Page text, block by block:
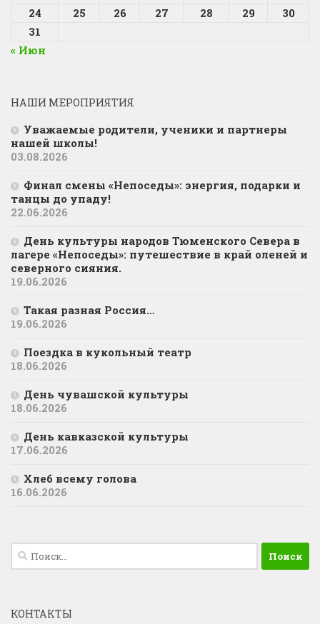
24
25 26 27 28 29
30
31
« Июн
НАШИ МЕРОПРИЯТИЯ
Уважаемые родители, ученики и партнеры
нашей школы!
03.08.2026
Финал смены «Непоседы»: энергия, подарки и
танцы до упаду!
22.06.2026
День культуры народов Тюменского Севера в
лагере «Непоседы»: путешествие в край оленей и
северного сияния.
19.06.2026
Такая разная Россия…
19.06.2026
Поездка в кукольный театр
18.06.2026
День чувашской культуры
18.06.2026
День кавказской культуры
17.06.2026
Хлеб всему голова
16.06.2026
Найти:
КОНТАКТЫ